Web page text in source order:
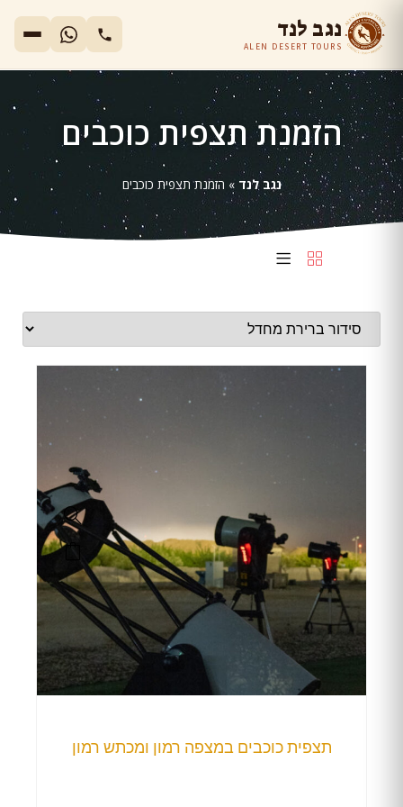
נגב לנד
ALEN DESERT TOURS
הזמנת תצפית כוכבים
נגב לנד » הזמנת תצפית כוכבים
תצפית כוכבים במצפה רמון ומכתש רמון